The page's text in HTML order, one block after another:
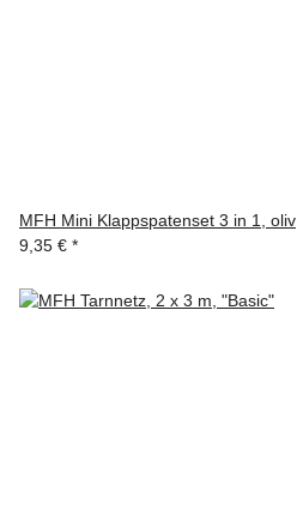
MFH Mini Klappspatenset 3 in 1, oliv
9,35 € *